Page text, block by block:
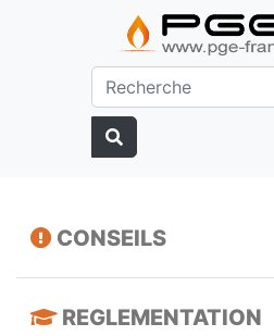
CONSEILS
REGLEMENTATION